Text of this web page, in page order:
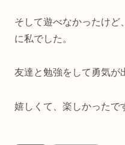
そして遊べなかったけど
に私でした。
友達と勉強をして勇気が
嬉しくて、楽しかったで